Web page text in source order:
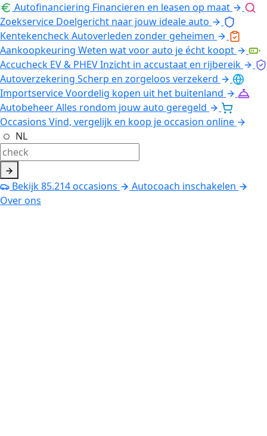
Autofinanciering Financieren en leasen op maat
Zoekservice Doelgericht naar jouw ideale auto
KentekencheckAutoverleden zonder geheimen
Aankoopkeuring Weten wat voor auto je écht koopt
Accucheck EV & PHEVInzicht in accustaat en rijbereik
Autoverzekering Scherp en zorgeloos verzekerd
ImportserviceVoordelig kopen uit het buitenland
AutobeheerAlles rondom jouw auto geregeld
Occasions Vind, vergelijk en koop je occasion online
NL
Bekijk85.214occasions
Autocoach inschakelen
Over ons